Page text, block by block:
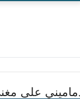
على